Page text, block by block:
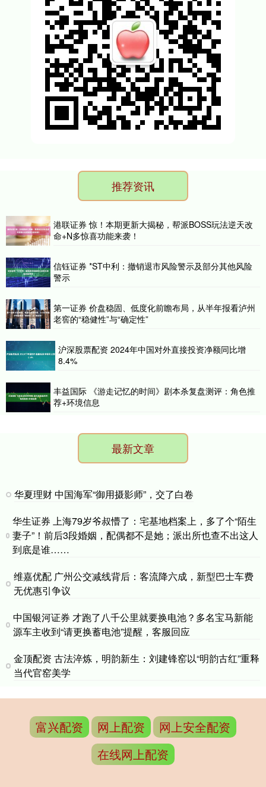
推荐资讯
港联证券 惊！本期更新大揭秘，帮派BOSS玩法逆天改
命+N多惊喜功能来袭！
信钰证券 *ST中利：撤销退市风险警示及部分其他风险
警示
第一证券 价盘稳固、低度化前瞻布局，从半年报看泸州
老窖的“稳健性”与“确定性”
沪深股票配资 2024年中国对外直接投资净额同比增
8.4%
丰益国际 《游走记忆的时间》剧本杀复盘测评：角色推
荐+环境信息
最新文章
华夏理财 中国海军“御用摄影师”，交了白卷
华生证券 上海79岁爷叔懵了：宅基地档案上，多了个“陌生
妻子”！前后3段婚姻，配偶都不是她；派出所也查不出这人
到底是谁……
维嘉优配 广州公交减线背后：客流降六成，新型巴士车费
无优惠引争议
中国银河证券 才跑了八千公里就要换电池？多名宝马新能
源车主收到“请更换蓄电池”提醒，客服回应
金顶配资 古法淬炼，明韵新生：刘建锋窑以“明韵古红”重释
当代官窑美学
富兴配资 网上配资
网上安全配资
在线网上配资